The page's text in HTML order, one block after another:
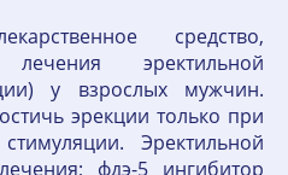
средство,
эректильной
у взрослых мужчин.
эрекции только при
Эректильной
фдэ-5 ингибитор